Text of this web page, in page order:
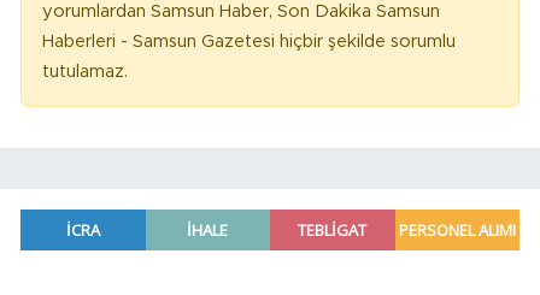
yorumlardan Samsun Haber, Son Dakika Samsun
Haberleri - Samsun Gazetesi hiçbir şekilde sorumlu
tutulamaz.